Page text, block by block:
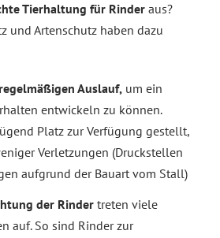
Tierhaltung für Rinder aus?
und Artenschutz haben dazu
regelmäßigen Auslauf, um ein
entwickeln zu können.
Platz zur Verfügung gestellt,
Verletzungen (Druckstellen
aufgrund der Bauart vom Stall)
der Rindertreten viele
auf. So sind Rinder zur